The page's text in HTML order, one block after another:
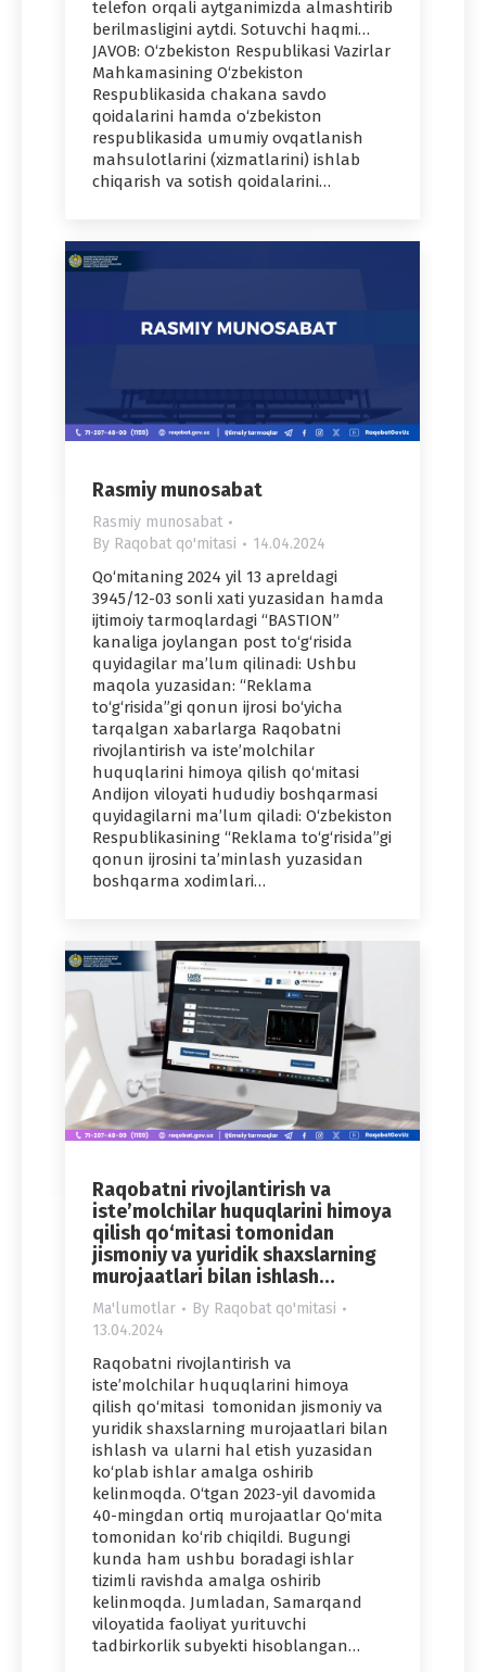
telefon orqali aytganimizda almashtirib
berilmasligini aytdi. Sotuvchi haqmi…
JAVOB: O‘zbekiston Respublikasi Vazirlar
Mahkamasining O‘zbekiston
Respublikasida chakana savdo
qoidalarini hamda o‘zbekiston
respublikasida umumiy ovqatlanish
mahsulotlarini (xizmatlarini) ishlab
chiqarish va sotish qoidalarini…
Rasmiy munosabat
Rasmiy munosabat
By Raqobat qo'mitasi 14.04.2024
Qo‘mitaning 2024 yil 13 apreldagi
3945/12-03 sonli xati yuzasidan hamda
ijtimoiy tarmoqlardagi “BASTION”
kanaliga joylangan post to‘g‘risida
quyidagilar ma’lum qilinadi: Ushbu
maqola yuzasidan: “Reklama
to‘g‘risida”gi qonun ijrosi bo‘yicha
tarqalgan xabarlarga Raqobatni
rivojlantirish va iste’molchilar
huquqlarini himoya qilish qo‘mitasi
Andijon viloyati hududiy boshqarmasi
quyidagilarni ma’lum qiladi: O‘zbekiston
Respublikasining “Reklama to‘g‘risida”gi
qonun ijrosini ta’minlash yuzasidan
boshqarma xodimlari…
Raqobatni rivojlantirish va
iste’molchilar huquqlarini himoya
qilish qo‘mitasi tomonidan
jismoniy va yuridik shaxslarning
murojaatlari bilan ishlash…
Ma'lumotlar By Raqobat qo'mitasi
13.04.2024
Raqobatni rivojlantirish va
iste’molchilar huquqlarini himoya
qilish qo‘mitasi tomonidan jismoniy va
yuridik shaxslarning murojaatlari bilan
ishlash va ularni hal etish yuzasidan
ko‘plab ishlar amalga oshirib
kelinmoqda. O‘tgan 2023-yil davomida
40-mingdan ortiq murojaatlar Qo‘mita
tomonidan ko‘rib chiqildi. Bugungi
kunda ham ushbu boradagi ishlar
tizimli ravishda amalga oshirib
kelinmoqda. Jumladan, Samarqand
viloyatida faoliyat yurituvchi
tadbirkorlik subyekti hisoblangan…